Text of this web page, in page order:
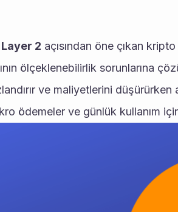
Layer 2
açısından öne çıkan
ölçeklenebilirlik sorunlarına
ve maliyetlerini
ödemeler ve günlük kullanım